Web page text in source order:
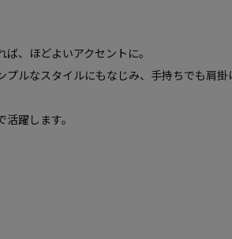
、ほどよいアクセントに。
プルなスタイルにもなじみ、手持ちでも肩
躍します。